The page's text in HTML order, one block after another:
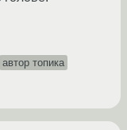
автор топика